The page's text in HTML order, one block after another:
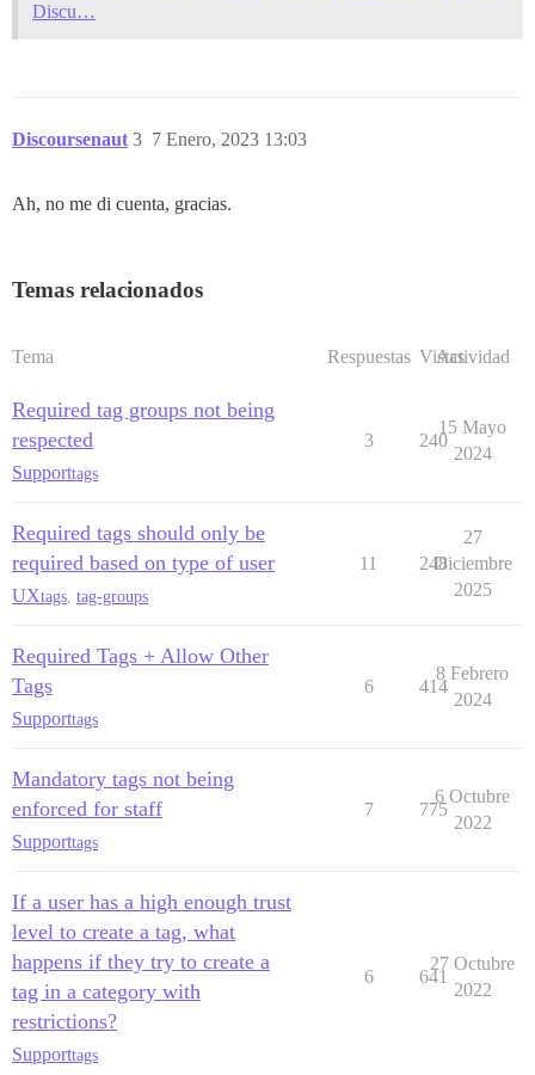
Discu…
Discoursenaut 7 Enero, 2023 13:03
3
Ah, no me di cuenta, gracias.
Temas relacionados
Tema Respuestas Vistas
Actividad
Required tag groups not being
respected
Supporttags
3 240
15 Mayo
2024
Required tags should only be
required based on type of user
UXtags tag-groups
11 248
27
Diciembre
2025
Required Tags + Allow Other
Tags
Supporttags
6 414
8 Febrero
2024
Mandatory tags not being
enforced for staff
Supporttags
7 775
6 Octubre
2022
If a user has a high enough trust
level to create a tag, what
happens if they try to create a
tag in a category with
restrictions?
Supporttags
6 641
27 Octubre
2022